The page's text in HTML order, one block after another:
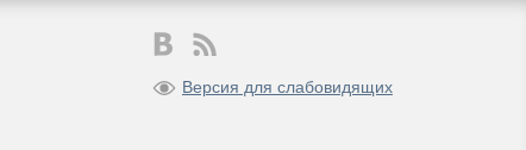
Версия для слабовидящих